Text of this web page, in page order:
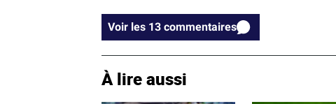
Voir les 13 commentaires
À lire aussi